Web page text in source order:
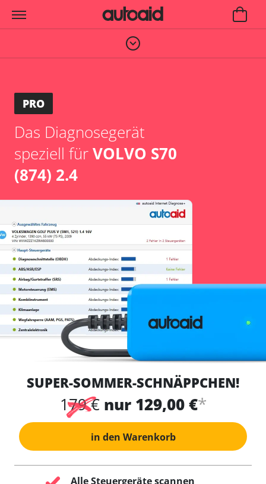
PRO
Das Diagnosegerät
speziell fürVOLVO S70
(874) 2.4
SUPER-SOMMER-SCHNÄPPCHEN!
179 € nur 129,00 €*
in den Warenkorb
Alle Steuergeräte scannen